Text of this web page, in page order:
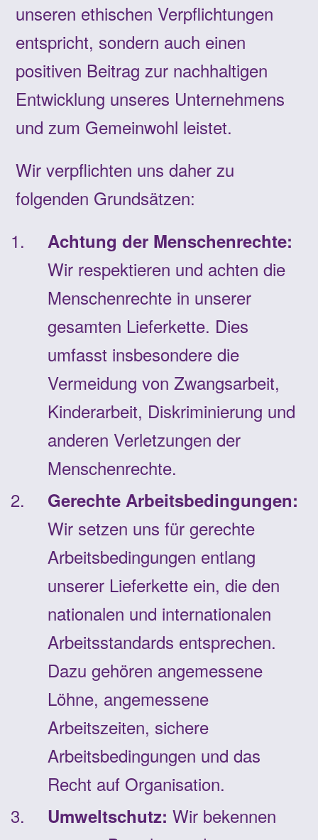
unseren ethischen Verpflichtungen
entspricht, sondern auch einen
positiven Beitrag zur nachhaltigen
Entwicklung unseres Unternehmens
und zum Gemeinwohl leistet.
Wir verpflichten uns daher zu
folgenden Grundsätzen:
Achtung der Menschenrechte:
Wir respektieren und achten die
Menschenrechte in unserer
gesamten Lieferkette. Dies
umfasst insbesondere die
Vermeidung von Zwangsarbeit,
Kinderarbeit, Diskriminierung und
anderen Verletzungen der
Menschenrechte.
Gerechte Arbeitsbedingungen:
Wir setzen uns für gerechte
Arbeitsbedingungen entlang
unserer Lieferkette ein, die den
nationalen und internationalen
Arbeitsstandards entsprechen.
Dazu gehören angemessene
Löhne, angemessene
Arbeitszeiten, sichere
Arbeitsbedingungen und das
Recht auf Organisation.
Umweltschutz: Wir bekennen